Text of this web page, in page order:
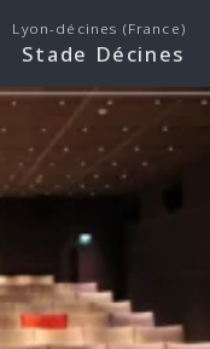
Lyon-décines (France)
Stade Décines